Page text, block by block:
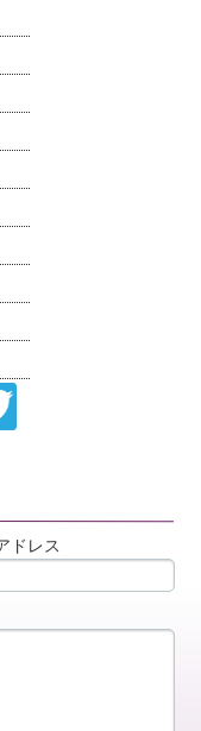
ドレス